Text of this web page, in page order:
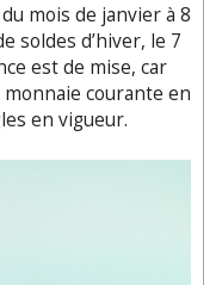
mois de janvier à 8
soldes d’hiver, le 7
est de mise, car
courante en
en vigueur.